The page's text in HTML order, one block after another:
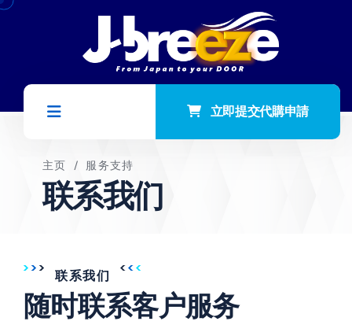
立即提交代購申請
主页 / 服务支持
联系我们
联系我们
随时联系客户服务